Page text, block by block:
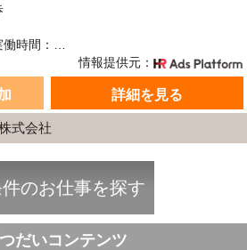
情報提供元：
詳細を見る
式会社
のお仕事を探す
だいコンテンツ